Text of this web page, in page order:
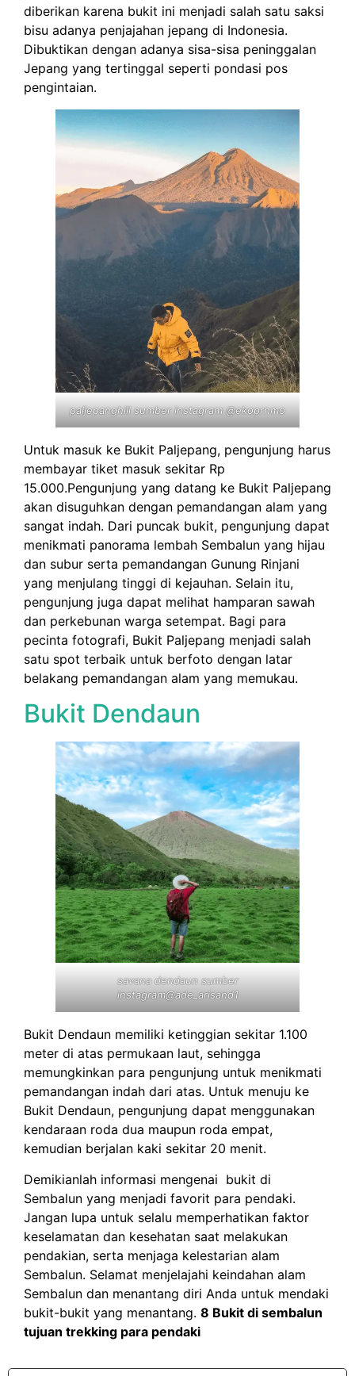
diberikan karena bukit ini menjadi salah satu saksi
bisu adanya penjajahan jepang di Indonesia.
Dibuktikan dengan adanya sisa-sisa peninggalan
Jepang yang tertinggal seperti pondasi pos
pengintaian.
paljepanghill sumber instagram @ekoprnmo
Untuk masuk ke Bukit Paljepang, pengunjung harus
membayar tiket masuk sekitar Rp
15.000.Pengunjung yang datang ke Bukit Paljepang
akan disuguhkan dengan pemandangan alam yang
sangat indah. Dari puncak bukit, pengunjung dapat
menikmati panorama lembah Sembalun yang hijau
dan subur serta pemandangan Gunung Rinjani
yang menjulang tinggi di kejauhan. Selain itu,
pengunjung juga dapat melihat hamparan sawah
dan perkebunan warga setempat. Bagi para
pecinta fotografi, Bukit Paljepang menjadi salah
satu spot terbaik untuk berfoto dengan latar
belakang pemandangan alam yang memukau.
Bukit Dendaun
savana dendaun sumber
instagram@ade_arisand1
Bukit Dendaun memiliki ketinggian sekitar 1.100
meter di atas permukaan laut, sehingga
memungkinkan para pengunjung untuk menikmati
pemandangan indah dari atas. Untuk menuju ke
Bukit Dendaun, pengunjung dapat menggunakan
kendaraan roda dua maupun roda empat,
kemudian berjalan kaki sekitar 20 menit.
Demikianlah informasi mengenai bukit di
Sembalun yang menjadi favorit para pendaki.
Jangan lupa untuk selalu memperhatikan faktor
keselamatan dan kesehatan saat melakukan
pendakian, serta menjaga kelestarian alam
Sembalun. Selamat menjelajahi keindahan alam
Sembalun dan menantang diri Anda untuk mendaki
bukit-bukit yang menantang. 8 Bukit di sembalun
tujuan trekking para pendaki